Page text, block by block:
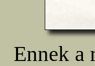
Ennek a